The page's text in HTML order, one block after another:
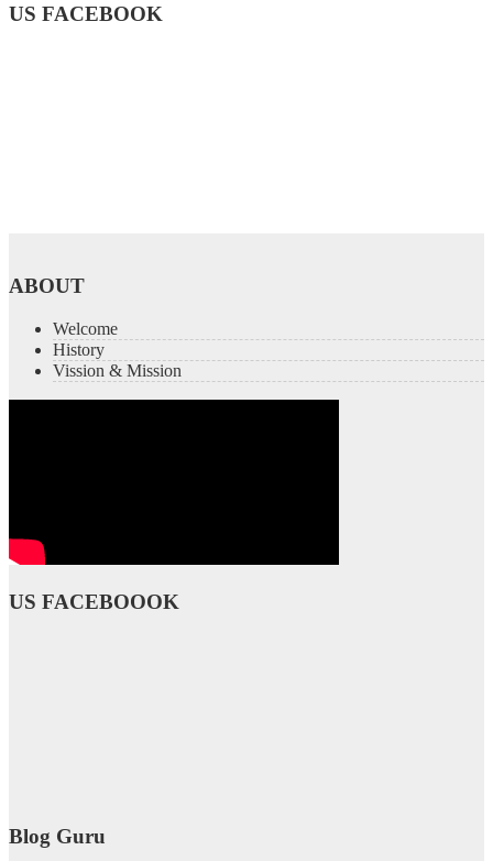
US FACEBOOK
ABOUT
Welcome
History
Vission & Mission
US FACEBOOOK
Blog Guru